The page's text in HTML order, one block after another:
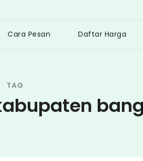
Cara Pesan Daftar Harga
TAG